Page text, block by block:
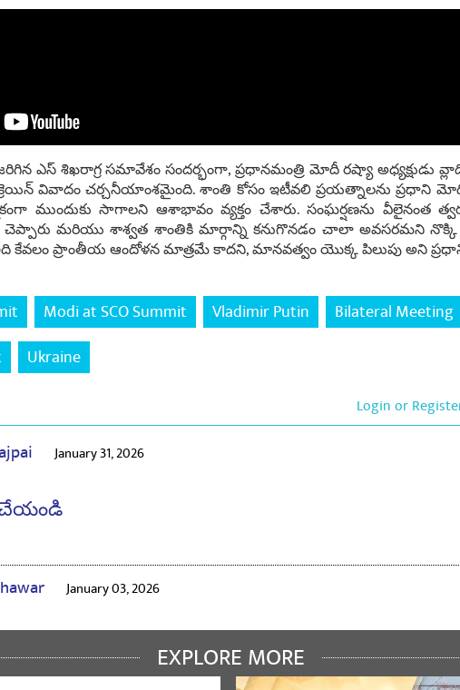
ఎస్ శిఖరాగ్ర సమావేశం సందర్భంగా, ప్రధానమంత్రి మోదీ రష్యా అధ్యక్షుడు
వివాదం చర్చనీయాంశమైంది. శాంతి కోసం ఇటీవలి ప్రయత్నాలను ప్రధాని
ముందుకు సాగాలని ఆశాభావం వ్యక్తం చేశారు. సంఘర్షణను వీలైనంత
మరియు శాశ్వత శాంతికి మార్గాన్ని కనుగొనడం చాలా అవసరమని నొక్కి
కేవలం ప్రాంతీయ ఆందోళన మాత్రమే కాదని, మానవత్వం యొక్క పిలుపు అని
Modi at SCO Summit Vladimir Putin Bilateral Meeting
Ukraine
Login or
January 31, 2026
January 03, 2026
EXPLORE MORE